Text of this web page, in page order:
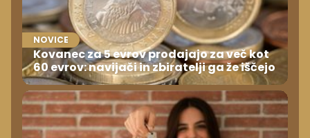
NOVICE
Kovanec za 5 evrov prodajajo za več kot
60 evrov: navijači in zbiratelji ga že iščejo